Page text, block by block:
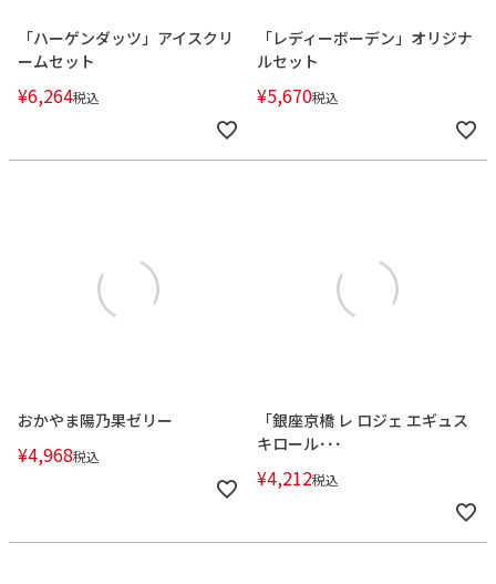
「ハーゲンダッツ」アイスクリ
ームセット
¥6,264税込
「レディーボーデン」オリジナ
ルセット
¥5,670税込
おかやま陽乃果ゼリー
¥4,968税込
「銀座京橋 レ ロジェ エギュス
キロール･･･
¥4,212税込